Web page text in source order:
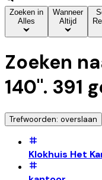
Zoeken in
Alles
Wanneer
Altijd
Zoeken
140". 391
Trefwoorden: overslaan
Klokhuis Het